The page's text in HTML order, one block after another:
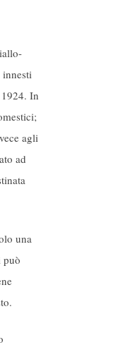
innesti
In
agli
ad
una
può